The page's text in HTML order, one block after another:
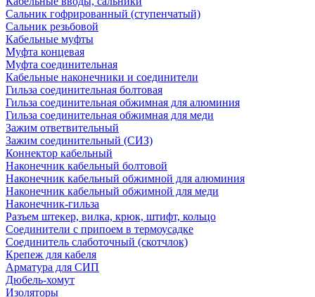
Сальник гофрированный (ступенчатый)
Сальник резьбовой
Кабельные муфты
Муфта концевая
Муфта соединительная
Кабельные наконечники и соединители
Гильза соединительная болтовая
Гильза соединительная обжимная для алюминия
Гильза соединительная обжимная для меди
Зажим ответвительный
Зажим соединительный (СИЗ)
Коннектор кабельный
Наконечник кабельный болтовой
Наконечник кабельный обжимной для алюминия
Наконечник кабельный обжимной для меди
Наконечник-гильза
Разъем штекер, вилка, крюк, штифт, кольцо
Соединители с припоем в термоусадке
Соединитель слаботочный (скотчлок)
Крепеж для кабеля
Арматура для СИП
Дюбель-хомут
Изоляторы